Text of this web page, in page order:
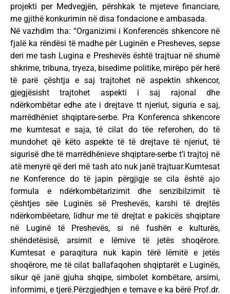
projekti per Medvegjën, përshkak te mjeteve financiare,
me gjithë konkurimin në disa fondacione e ambasada.
Në vazhdim tha: “Organizimi i Konferencës shkencore në
fjalë ka rëndësi të madhe për Luginën e Presheves, sepse
deri me tash Lugina e Preshevës është trajtuar në shumë
shkrime, tribuna, tryeza, bisedime politike, mirëpo për herë
të parë çështja e saj trajtohet në aspektin shkencor,
gjegjësisht trajtohet aspekti i saj rajonal dhe
ndërkombëtar edhe ate i drejtave tt njeriut, siguria e saj,
marrëdhëniet shqiptare-serbe. Pra Konferenca shkencore
me kumtesat e saja, të cilat do tëe referohen, do të
mundohet që këto aspekte të të drejtave të njeriut, të
sigurisë dhe të marrëdhënieve shqiptare-serbe t’i trajtoj në
atë menyrë që deri më tash ato nuk janë trajtuar.Kumtesat
ne Konference do të japin përgjigje se cila është ajo
formula e ndërkombëtarizimit dhe senzibilzimit të
çështjes sëe Luginës së Preshevës, karshi të drejtës
ndërkombëetare, lidhur me të drejtat e pakicës shqiptare
në Luginë të Preshevës, si në fushën e kulturës,
shëndetësisë, arsimit e lëmive të jetës shoqërore.
Kumtesat e paraqitura nuk kapin tërë lëmitë e jetës
shoqërore, me të cilat ballafaqohen shqiptarët e Luginës,
sikur që janë gjuha shqipe, simbolet kombëtare, arsimi,
informimi, e tjerë.Përzgjedhjen e temave e ka bërë Prof.dr.